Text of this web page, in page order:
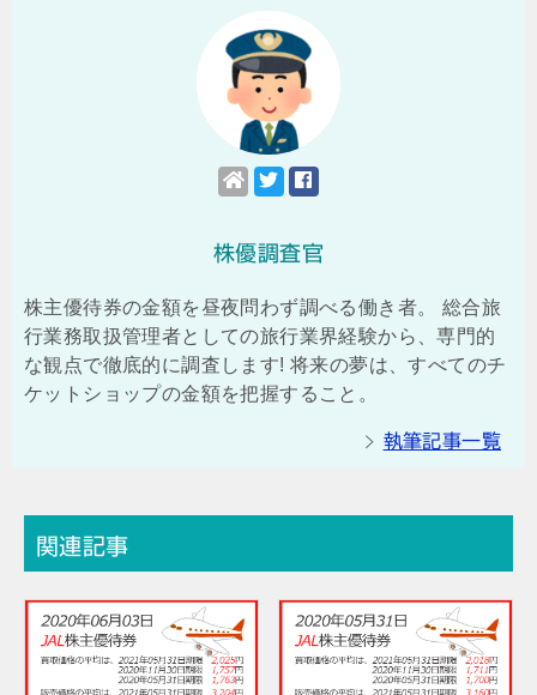
株優調査官
株主優待券の金額を昼夜問わず調べる働き者。 総合旅
行業務取扱管理者としての旅行業界経験から、専門的
な観点で徹底的に調査します! 将来の夢は、すべてのチ
ケットショップの金額を把握すること。
執筆記事一覧
関連記事